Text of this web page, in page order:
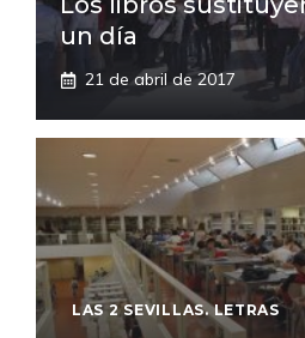
un día
21 de abril de 2017
LAS 2 SEVILLAS. LETRAS